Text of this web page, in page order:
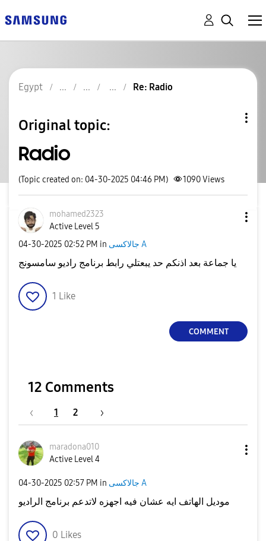
Egypt Re: Radio
Original topic:
Radio
(Topic created on: 04-30-2025 04:46 PM) 1090Views
mohamed2323
Active Level 5
‎04-30-2025 02:52 PM in جالاكسى A
1 Like
COMMENT
12 Comments
1 2
maradona010
Active Level 4
‎04-30-2025 02:57 PM in جالاكسى A
موديل الهاتف ايه عشان فيه اجهزه لاتدعم برنامج الراديو
0 Likes